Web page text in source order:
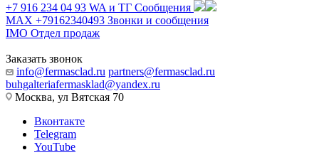
+7 916 234 04 93 WA и ТГ Сообщения
MAX +79162340493 Звонки и сообщения
IMO Отдел продаж
Заказать звонок
info@fermasclad.ru partners@fermasclad.ru
buhgalteriafermasklad@yandex.ru
Москва, ул Вятская 70
Вконтакте
Telegram
YouTube